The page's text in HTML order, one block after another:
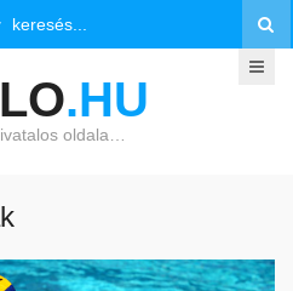
.HU
oldala…